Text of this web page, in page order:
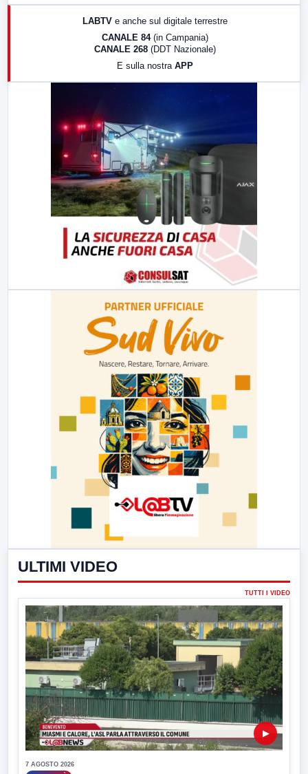
LABTV e anche sul digitale terrestre
CANALE 84 (in Campania)
CANALE 268 (DDT Nazionale)
E sulla nostra APP
ULTIMI VIDEO
TUTTI I VIDEO
▶
7 AGOSTO 2026